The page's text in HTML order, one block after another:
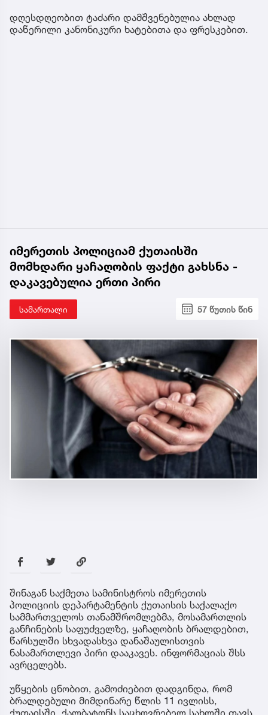
დღესდღეობით ტაძარი დამშვენებულია ახლად
დაწერილი კანონიკური ხატებითა და ფრესკებით.
იმერეთის პოლიციამ ქუთაისში
მომხდარი ყაჩაღობის ფაქტი გახსნა -
დაკავებულია ერთი პირი
სამართალი 57 წუთის წინ
შინაგან საქმეთა სამინისტროს იმერეთის
პოლიციის დეპარტამენტის ქუთაისის საქალაქო
სამმართველოს თანამშრომლებმა, მოსამართლის
განჩინების საფუძველზე, ყაჩაღობის ბრალდებით,
წარსულში სხვადასხვა დანაშაულისთვის
ნასამართლევი პირი დააკავეს. ინფორმაციას შსს
ავრცელებს.
უწყების ცნობით, გამოძიებით დადგინდა, რომ
ბრალდებული მიმდინარე წლის 11 ივლისს,
ქუთაისში, ქალბატონს საცხოვრებელ სახლში თავს